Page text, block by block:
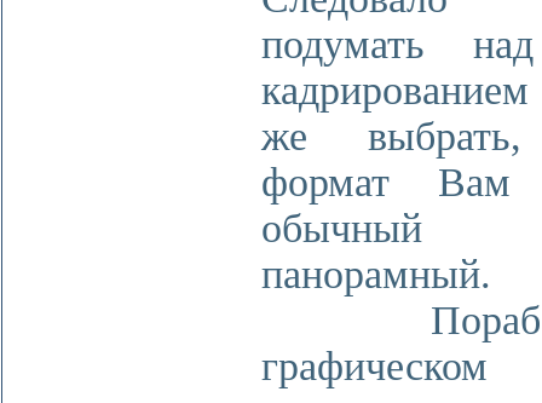
подумать
же
формат Вам
панорамный.
графическом